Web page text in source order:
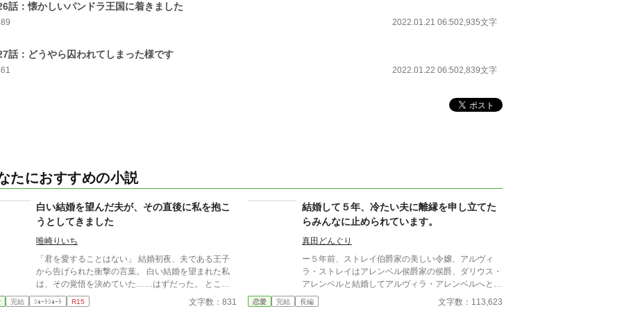
話：懐かしいパンドラ王国に着きました
2022.01.21 06:502,935文字
話：どうやら囚われてしまった様です
2022.01.22 06:502,839文字
たにおすすめの小説
白い結婚を望んだ夫が、その直後に私を抱こ
うとしてきました
唯崎りいち
「君を愛することはない」 結婚初夜、夫である王子
から告げられた衝撃の言葉。 白い結婚を望まれた私
は、その覚悟を決めていた……はずだった。 ところ
が次の瞬間、王子は私を抱こうとしてくる。 「待っ
てください！ あなた、私を愛さないと言いましたよ
完結 ｼｮｰﾄｼｮｰﾄ R15 文字数：831
結婚して５年、冷たい夫に離縁を申し立てた
らみんなに止められています。
真田どんぐり
ー５年前、ストレイ伯爵家の美しい令嬢、アルヴィ
ラ・ストレイはアレンベル侯爵家の侯爵、ダリウス・
アレンベルと結婚してアルヴィラ・アレンベルへとな
った。 親同士に決められた政略結婚だったが、アル
ヴィラは旦那様とちゃんと愛し合ってやっていこうと
恋愛 完結 長編 文字数：113,623